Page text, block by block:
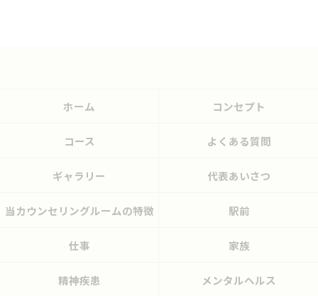
ホーム コンセプト
コース よくある質問
ギャラリー 代表あいさつ
当カウンセリングルームの特徴 駅前
仕事 家族
精神疾患 メンタルヘルス